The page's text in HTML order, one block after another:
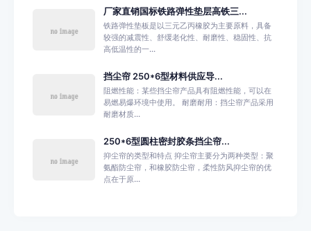
厂家直销国标铁路弹性垫层高铁三...
铁路弹性垫板是以三元乙丙橡胶为主要原料，具备
较强的减震性、舒缓老化性、耐磨性、稳固性、抗
高低温性的一...
挡尘帘 250*6型材料供应导...
阻燃性能：某些挡尘帘产品具有阻燃性能，可以在
易燃易爆环境中使用。 耐磨耐用：挡尘帘产品采用
耐磨材质...
250*6型圆柱密封胶条挡尘帘...
抑尘帘的类型和特点 抑尘帘主要分为两种类型：聚
氨酯防尘帘，和橡胶防尘帘，柔性防风抑尘帘的优
点在于原...